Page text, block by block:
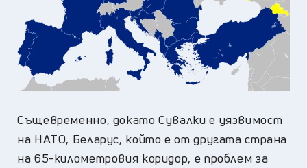
Същевременно, докато Сувалки е уязвимост
на НАТО, Беларус, който е от другата страна
на 65-километровия коридор, е проблем за